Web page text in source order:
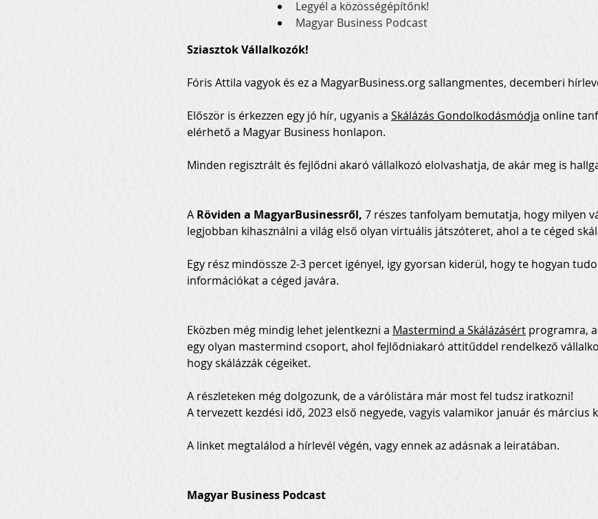
Legyél a közösségépítőnk!
Magyar Business Podcast
Sziasztok Vállalkozók!
Fóris Attila vagyok és ez a MagyarBusiness.org sallangmentes, decemberi
Először is érkezzen egy jó hír, ugyanis a Skálázás Gondolkodásmódja online
elérhető a Magyar Business honlapon.
Minden regisztrált és fejlődni akaró vállalkozó elolvashatja, de akár meg is
A Röviden a MagyarBusinessről, 7 részes tanfolyam bemutatja, hogy milyen
legjobban kihasználni a világ első olyan virtuális játszóteret, ahol a te céged
Egy rész mindössze 2-3 percet igényel, igy gyorsan kiderül, hogy te hogyan
információkat a céged javára.
Eközben még mindig lehet jelentkezni a Mastermind a Skálázásért programra,
egy olyan mastermind csoport, ahol fejlődniakaró attitűddel rendelkező
hogy skálázzák cégeiket.
A részleteken még dolgozunk, de a várólistára már most fel tudsz iratkozni!
A tervezett kezdési idő, 2023 első negyede, vagyis valamikor január és március
A linket megtalálod a hírlevél végén, vagy ennek az adásnak a leiratában.
Magyar Business Podcast